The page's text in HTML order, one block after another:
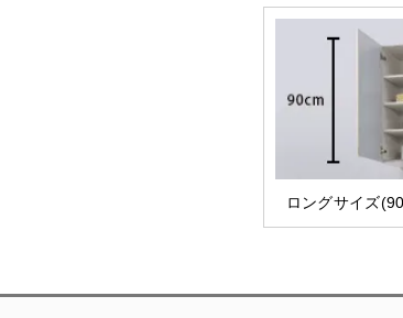
ロングサイズ